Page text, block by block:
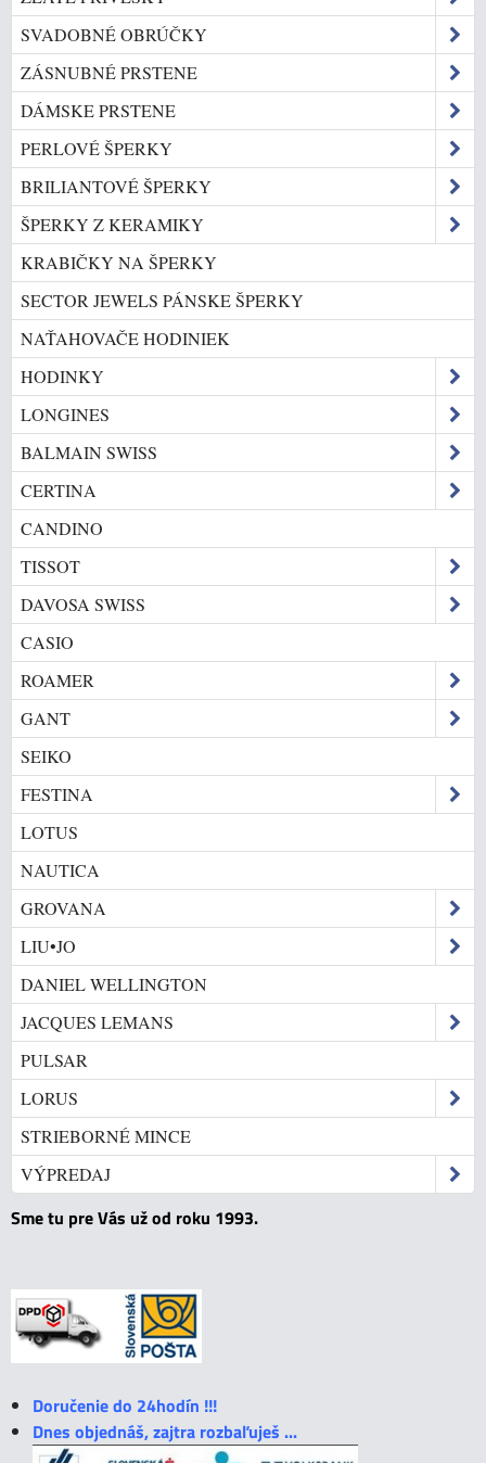
SVADOBNÉ OBRÚČKY
ZÁSNUBNÉ PRSTENE
DÁMSKE PRSTENE
PERLOVÉ ŠPERKY
BRILIANTOVÉ ŠPERKY
ŠPERKY Z KERAMIKY
KRABIČKY NA ŠPERKY
SECTOR JEWELS PÁNSKE ŠPERKY
NAŤAHOVAČE HODINIEK
HODINKY
LONGINES
BALMAIN SWISS
CERTINA
CANDINO
TISSOT
DAVOSA SWISS
CASIO
ROAMER
GANT
SEIKO
FESTINA
LOTUS
NAUTICA
GROVANA
LIU•JO
DANIEL WELLINGTON
JACQUES LEMANS
PULSAR
LORUS
STRIEBORNÉ MINCE
VÝPREDAJ
Sme tu pre Vás už od roku 1993.
Doručenie do 24hodín !!!
Dnes objednáš, zajtra rozbaľuješ ...